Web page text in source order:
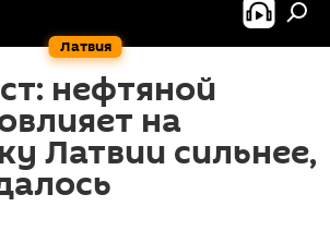
Латвия
нефтяной
на
Латвии сильнее,